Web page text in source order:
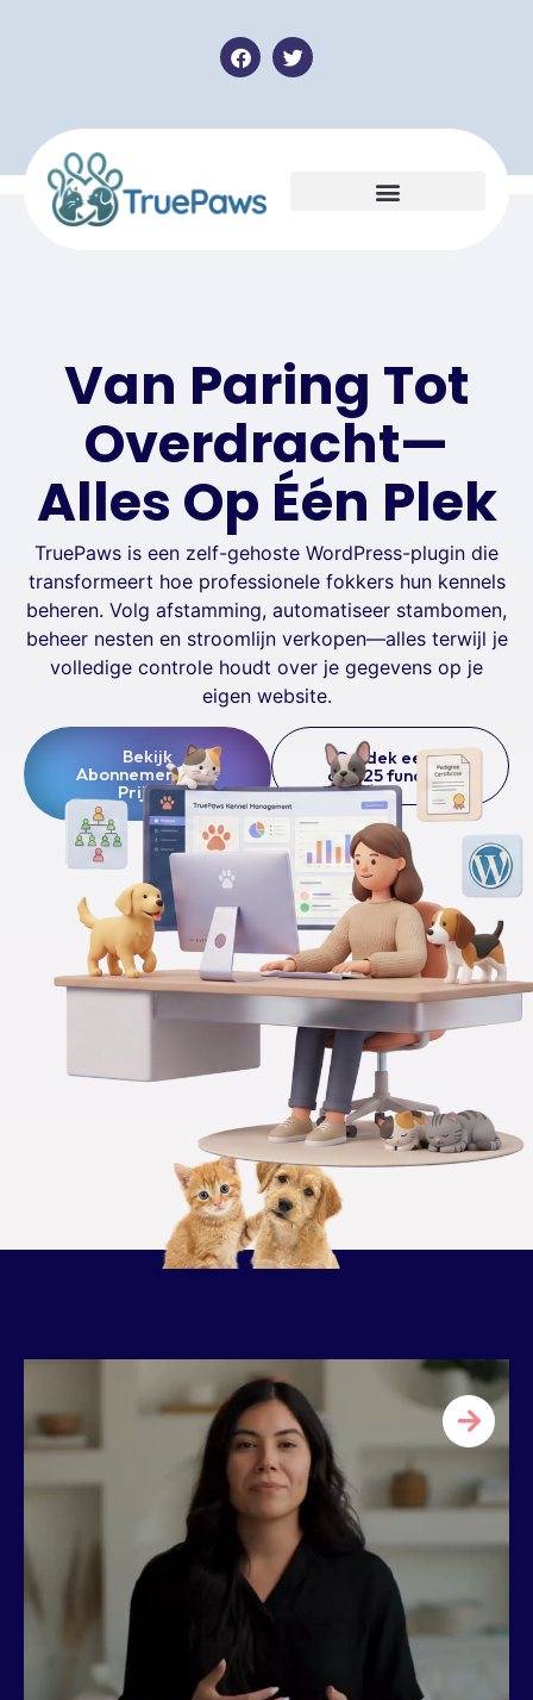
Van Paring Tot
Overdracht—
Alles Op Één Plek
TruePaws is een zelf-gehoste WordPress-plugin die
transformeert hoe professionele fokkers hun kennels
beheren. Volg afstamming, automatiseer stambomen,
beheer nesten en stroomlijn verkopen—alles terwijl je
volledige controle houdt over je gegevens op je
eigen website.
Bekijk
Abonnementen &
Prijzen
Ontdek eerst
alle 25 functies